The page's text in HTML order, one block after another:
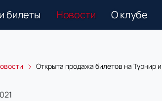
билеты Новости О клубе
Открыта продажа билетов на Турнир